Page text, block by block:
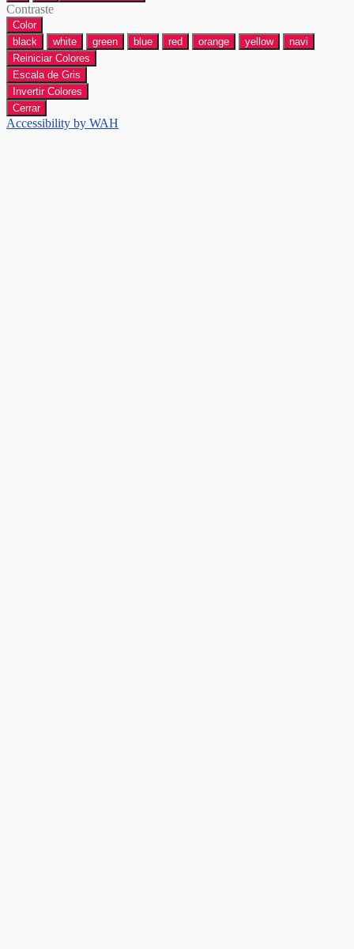
Contraste
Color
black
white green blue red orange yellow
navi
Reiniciar Colores
Escala de Gris
Invertir Colores
Cerrar
Accessibility by WAH